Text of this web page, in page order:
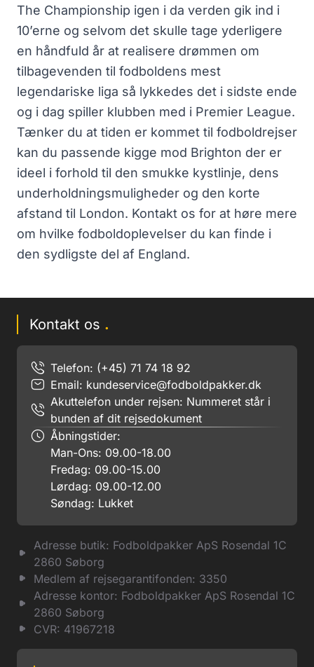
The Championship igen i da verden gik ind i
10’erne og selvom det skulle tage yderligere
en håndfuld år at realisere drømmen om
tilbagevenden til fodboldens mest
legendariske liga så lykkedes det i sidste ende
og i dag spiller klubben med i Premier League.
Tænker du at tiden er kommet til fodboldrejser
kan du passende kigge mod Brighton der er
ideel i forhold til den smukke kystlinje, dens
underholdningsmuligheder og den korte
afstand til London. Kontakt os for at høre mere
om hvilke fodboldoplevelser du kan finde i
den sydligste del af England.
Kontakt os .
Telefon: (+45) 71 74 18 92
Email: kundeservice@fodboldpakker.dk
Akuttelefon under rejsen: Nummeret står i
bunden af dit rejsedokument
Åbningstider:
Man-Ons: 09.00-18.00
Fredag: 09.00-15.00
Lørdag: 09.00-12.00
Søndag: Lukket
Adresse butik: Fodboldpakker ApS Rosendal 1C
2860 Søborg
Medlem af rejsegarantifonden: 3350
Adresse kontor: Fodboldpakker ApS Rosendal 1C
2860 Søborg
CVR: 41967218